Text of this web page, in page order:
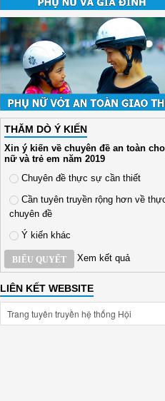
THĂM DÒ Ý KIẾN
Xin ý kiến về chuyên đề an toàn
nữ và trẻ em năm 2019
Chuyên đề thực sự cần thiết
Cần tuyên truyền rộng hơn về
chuyên đề
Ý kiến khác
BIỂU QUYẾT Xem kết quả
LIÊN KẾT WEBSITE